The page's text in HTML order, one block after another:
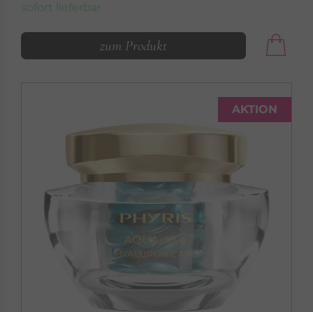
sofort lieferbar
zum Produkt
AKTION